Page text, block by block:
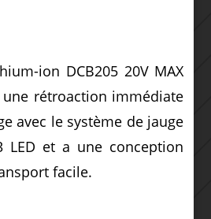
ion DCB205 20V MAX
une rétroaction immédiate
avec le système de jauge
LED et a une conception
facile.